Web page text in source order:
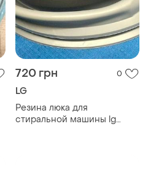
720 грн 0
LG
Резина люка для
стиральной машины lg